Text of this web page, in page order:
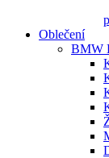
Oblečení
BMW